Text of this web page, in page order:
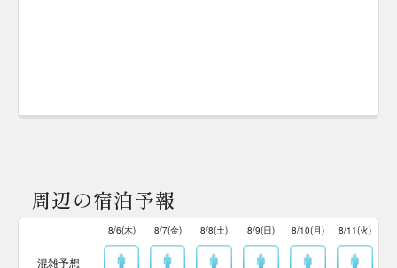
周辺の宿泊予報
8/6(木) 8/7(金) 8/8(土) 8/9(日) 8/10(月) 8/11(火)
混雑予想